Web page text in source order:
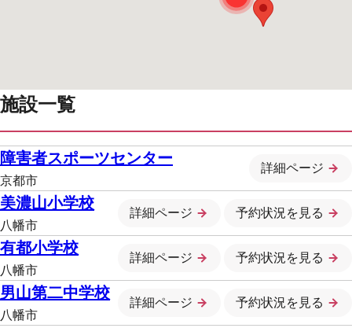
施設一覧
障害者スポーツセンター
京都市
詳細ページ
美濃山小学校
八幡市
詳細ページ 予約状況を見る
有都小学校
八幡市
詳細ページ 予約状況を見る
男山第二中学校
八幡市
詳細ページ 予約状況を見る